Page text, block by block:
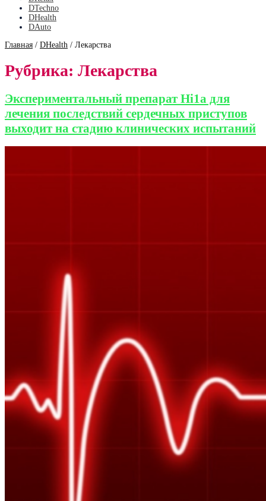
DTechno
DHealth
DAuto
Главная / DHealth / Лекарства
Рубрика: Лекарства
Экспериментальный препарат Hi1a для
лечения последствий сердечных приступов
выходит на стадию клинических испытаний